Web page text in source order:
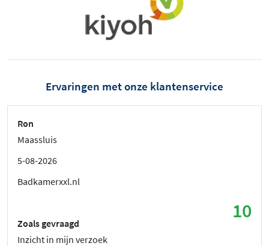
Ervaringen met onze klantenservice
Ron
Maassluis
5-08-2026
Badkamerxxl.nl
10
Zoals gevraagd
Inzicht in mijn verzoek